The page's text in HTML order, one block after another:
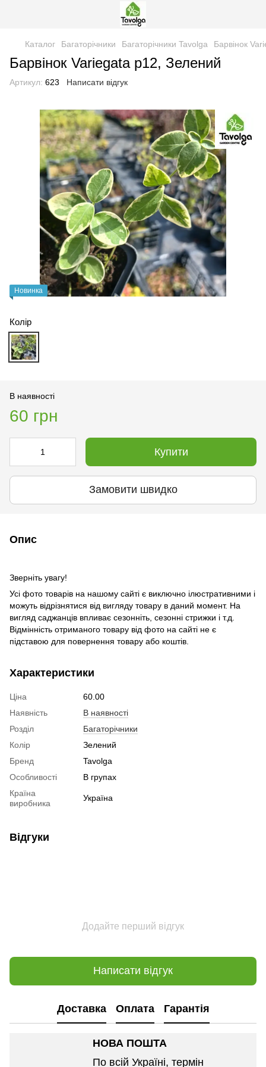
Каталог Багаторічники Багаторічники Tavolga Барвінок
Барвінок Variegata р12, Зелений
Артикул: 623 Написати відгук
Новинка
Колір
В наявності
60 грн
Купити
Замовити швидко
Опис
Зверніть увагу!
Усі фото товарів на нашому сайті є виключно ілюстративними і
можуть відрізнятися від вигляду товару в даний момент. На
вигляд саджанців впливає сезонніть, сезонні стрижки і т.д.
Відмінність отриманого товару від фото на сайті не є
підставою для повернення товару або коштів.
Характеристики
Ціна
60.00
Наявність
В наявності
Розділ
Багаторічники
Колір
Зелений
Бренд
Tavolga
Особливості
В групах
Країна
виробника
Україна
Відгуки
Додайте перший відгук
Написати відгук
Доставка Оплата Гарантія
НОВА ПОШТА
По всій Україні, термін